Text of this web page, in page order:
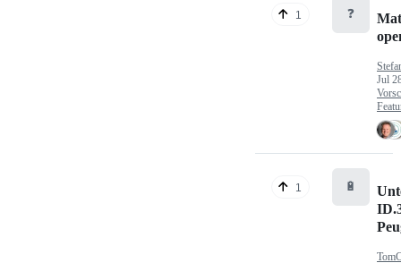
1 ❓
Jul
1 🔋